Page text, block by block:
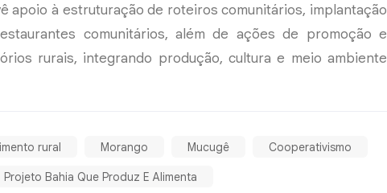
apoio à estruturação de roteiros comunitários, implantação
comunitários, além de ações de promoção e
rurais, integrando produção, cultura e meio ambiente
rural Morango Mucugê Cooperativismo
Projeto Bahia Que Produz E Alimenta